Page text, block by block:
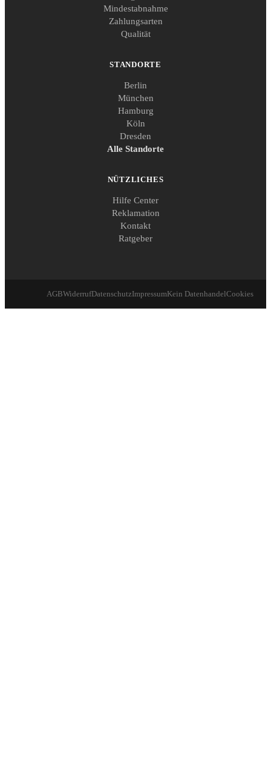
Mindestabnahme
Zahlungsarten
Qualität
STANDORTE
Berlin
München
Hamburg
Köln
Dresden
Alle Standorte
NÜTZLICHES
Hilfe Center
Reklamation
Kontakt
Ratgeber
AGBWiderrufDatenschutzImpressumKein DatenhandelCookies